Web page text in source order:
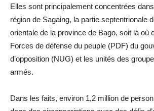
Elles sont principalement concentrées
région de Sagaing, la partie septentrionale
orientale de la province de Bago, soit là où
Forces de défense du peuple (PDF) du
d’opposition (NUG) et les unités des
armés.
Dans les faits, environ 1,2 million de